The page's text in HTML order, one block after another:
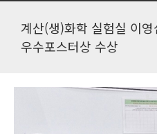
계산(생)화학 실험실 이
우수포스터상 수상